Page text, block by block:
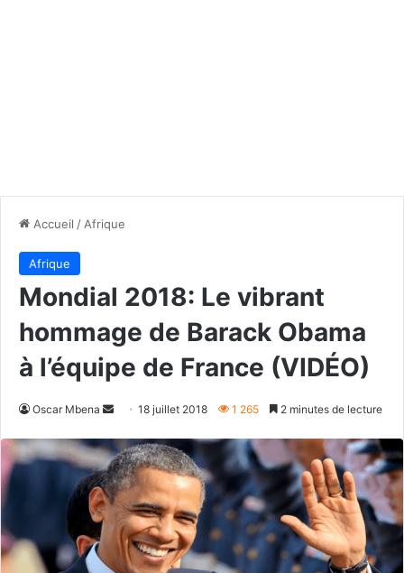
Accueil / Afrique
Afrique
Mondial 2018: Le vibrant
hommage de Barack Obama
à l’équipe de France (VIDÉO)
Oscar Mbena
Envoyer
courriel
18 juillet 2018 1 265 2 minutes de lecture